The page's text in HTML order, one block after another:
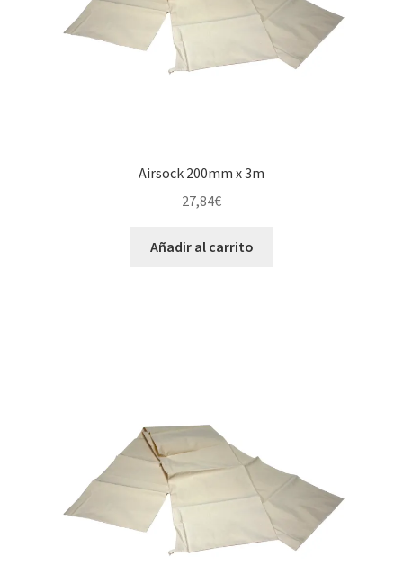
Airsock 200mm x 3m
27,84€
Añadir al carrito